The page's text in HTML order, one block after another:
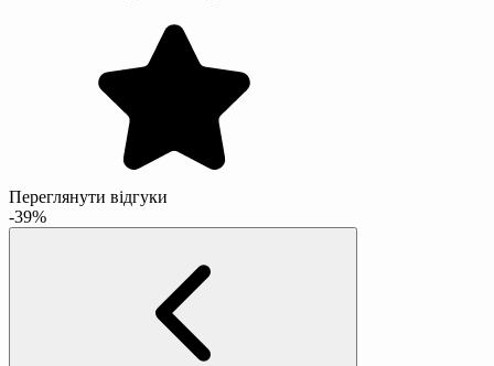
Переглянути відгуки
-39%